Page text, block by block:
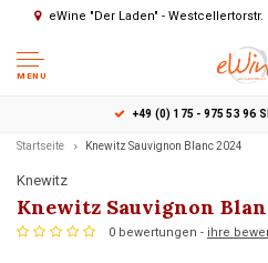
eWine "Der Laden" - Westcellertorstr.
MENU
+49 (0) 175 - 975 53 96
Startseite Knewitz Sauvignon Blanc 2024
Knewitz
Knewitz Sauvignon
0 bewertungen - ihre